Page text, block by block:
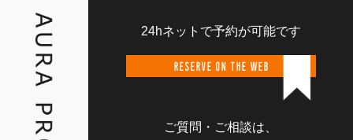
24hネットで予約が可能です
RESERVE ON THE WEB
ご質問・ご相談は、